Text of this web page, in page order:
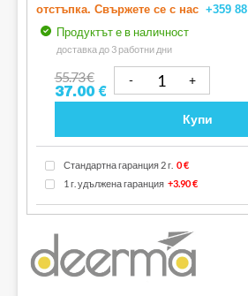
отстъпка. Свържете се с нас +359 88
Продуктът е в наличност
доставка до 3 работни дни
55.73€
37.00 €
Купи
Стандартна гаранция 2 г. 0 €
1 г. удължена гаранция +3.90 €